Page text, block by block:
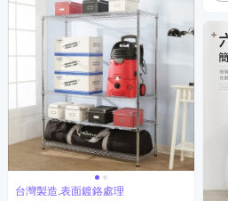
台灣製造,表面鍍鉻處理